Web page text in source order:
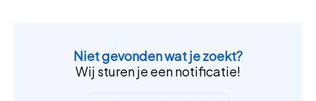
Niet gevonden wat je zoekt?
Wij sturen je een notificatie!